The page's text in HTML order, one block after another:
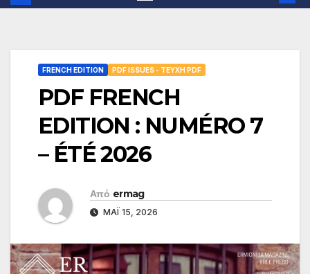
FRENCH EDITION PDF ISSUES - ΤΕΎΧΗ PDF
PDF FRENCH
EDITION : NUMÉRO 7
– ÉTÉ 2026
Από ermag
ΜΆΙ 15, 2026